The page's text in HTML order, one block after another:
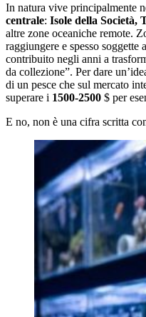
In natura vive principalmente
centrale: Isole della Società,
altre zone oceaniche remote.
raggiungere e spesso
contribuito negli anni a
da collezione”. Per dare
di un pesce che sul mercato
superare i 1500-2500 $ per
E no, non è una cifra scritta